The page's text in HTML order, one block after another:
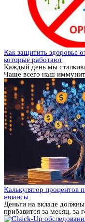
Как защитить здоровье
которые работают
Каждый день мы
Чаще всего наш
Калькулятор процентов
нюансы
Деньги на вкладе
прибавится за месяц, за